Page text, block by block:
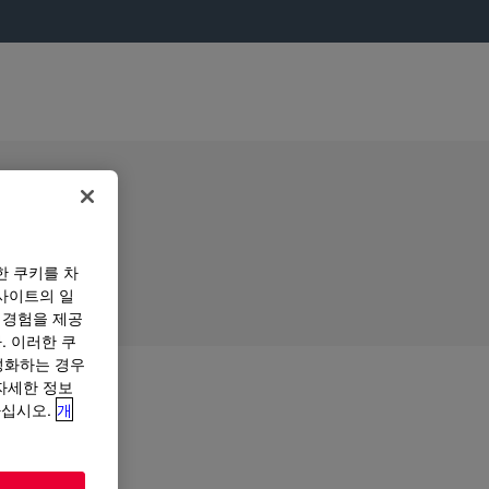
쿠키를 차
이트의 일
험을 제공
이러한 쿠
하는 경우
세한 정보
시오. 개